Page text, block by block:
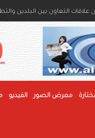
بوفاة والدة الأمير حمود بن
معرض الصور الفيديو